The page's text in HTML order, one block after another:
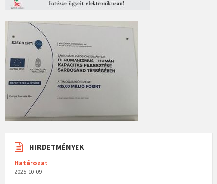
HIRDETMÉNYEK
Határozat
2025-10-09